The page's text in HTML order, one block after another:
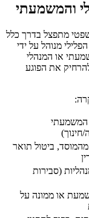
והמשמעתי
מתפצל בדרך כלל
מנוהל על ידי
או המנהלי
את הפוגע
המשמעתי
חינוך)
ביטול תואר
(סבירות
או ממונה על